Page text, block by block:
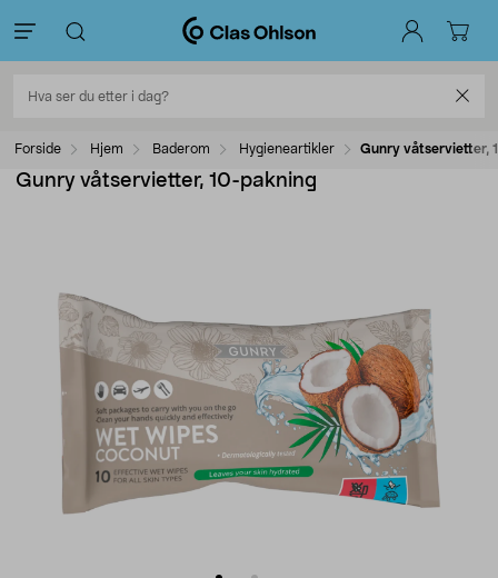
Forside Hjem Baderom Hygieneartikler Gunry våtservietter,
Gunry våtservietter, 10-pakning